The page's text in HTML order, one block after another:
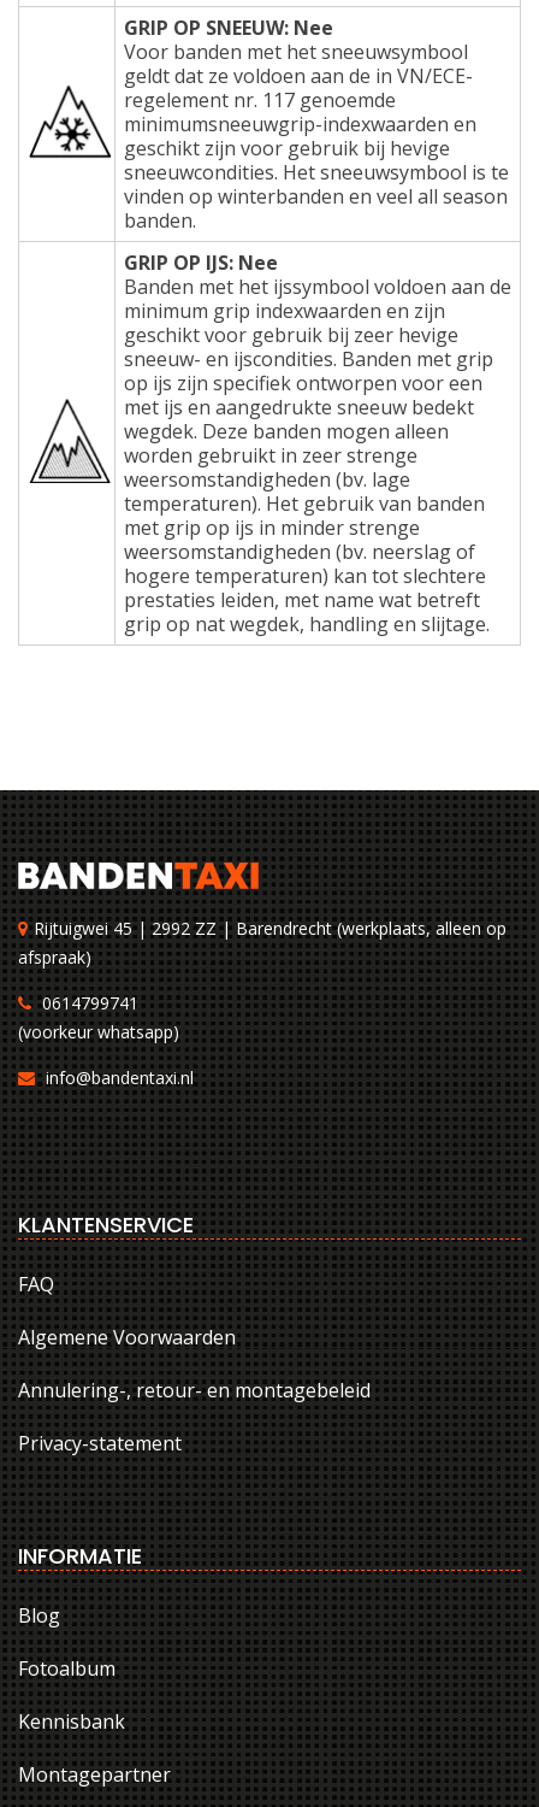
GRIP OP SNEEUW: Nee
Voor banden met het sneeuwsymbool
geldt dat ze voldoen aan de in VN/ECE-
regelement nr. 117 genoemde
minimumsneeuwgrip-indexwaarden en
geschikt zijn voor gebruik bij hevige
sneeuwcondities. Het sneeuwsymbool is te
vinden op winterbanden en veel all season
banden.
GRIP OP IJS: Nee
Banden met het ijssymbool voldoen aan de
minimum grip indexwaarden en zijn
geschikt voor gebruik bij zeer hevige
sneeuw- en ijscondities. Banden met grip
op ijs zijn specifiek ontworpen voor een
met ijs en aangedrukte sneeuw bedekt
wegdek. Deze banden mogen alleen
worden gebruikt in zeer strenge
weersomstandigheden (bv. lage
temperaturen). Het gebruik van banden
met grip op ijs in minder strenge
weersomstandigheden (bv. neerslag of
hogere temperaturen) kan tot slechtere
prestaties leiden, met name wat betreft
grip op nat wegdek, handling en slijtage.
Rijtuigwei 45 | 2992 ZZ | Barendrecht (werkplaats, alleen op
afspraak)
0614799741
(voorkeur whatsapp)
info@bandentaxi.nl
KLANTENSERVICE
FAQ
Algemene Voorwaarden
Annulering-, retour- en montagebeleid
Privacy-statement
INFORMATIE
Blog
Fotoalbum
Kennisbank
Montagepartner